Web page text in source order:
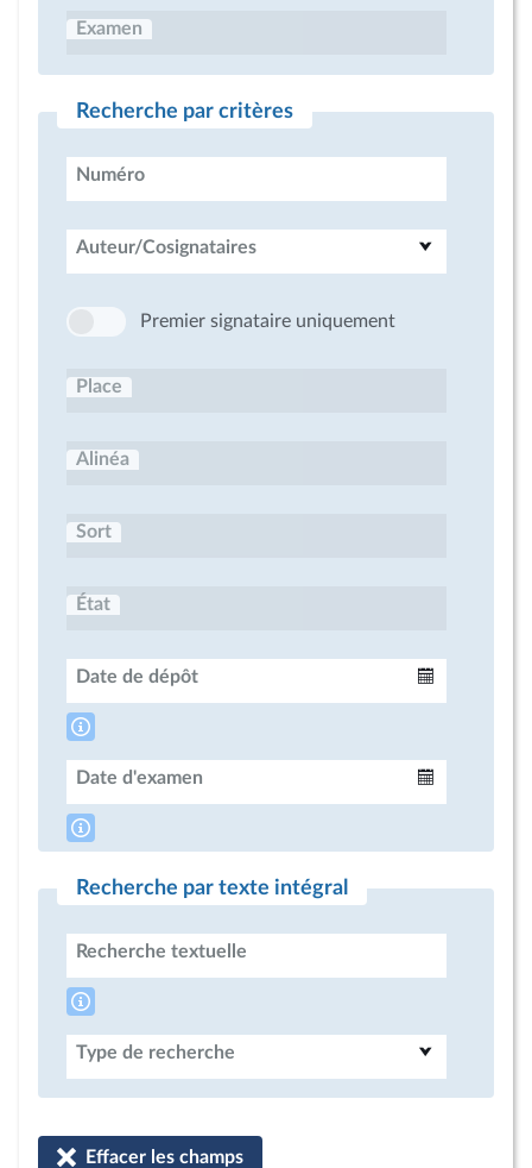
Examen
Recherche par critères
Numéro
Auteur/Cosignataires
Premier signataire uniquement
Place
Alinéa
Sort
État
Date de dépôt
Date d'examen
Recherche par texte intégral
Recherche textuelle
Type de recherche
Effacer les champs